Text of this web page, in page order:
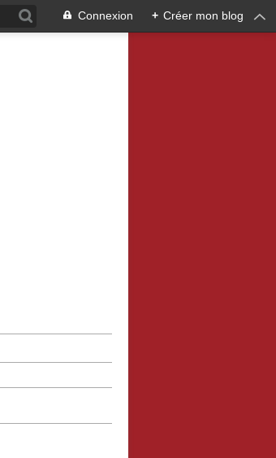
Connexion + Créer mon blog